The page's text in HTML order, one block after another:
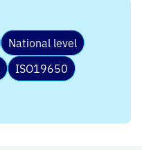
National level
ISO19650